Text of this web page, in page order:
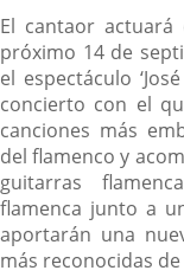
El cantaor
próximo 14 de
el espectáculo
concierto con el
canciones más
del flamenco y
guitarras
flamenca junto a
aportarán una
más reconocidas